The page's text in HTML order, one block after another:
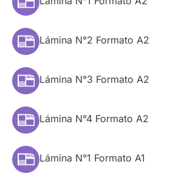
Lámina N°2 Formato A2
Lámina N°3 Formato A2
Lámina N°4 Formato A2
Lámina N°1 Formato A1